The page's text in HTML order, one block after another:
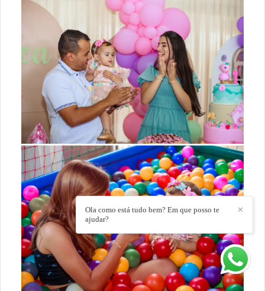
✕
Ola como está tudo bem? Em que posso te
ajudar?